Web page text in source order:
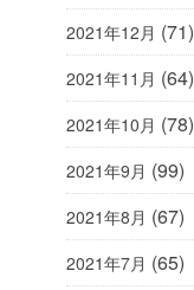
2021年12月 (71)
2021年11月 (64)
2021年10月 (78)
2021年9月 (99)
2021年8月 (67)
2021年7月 (65)